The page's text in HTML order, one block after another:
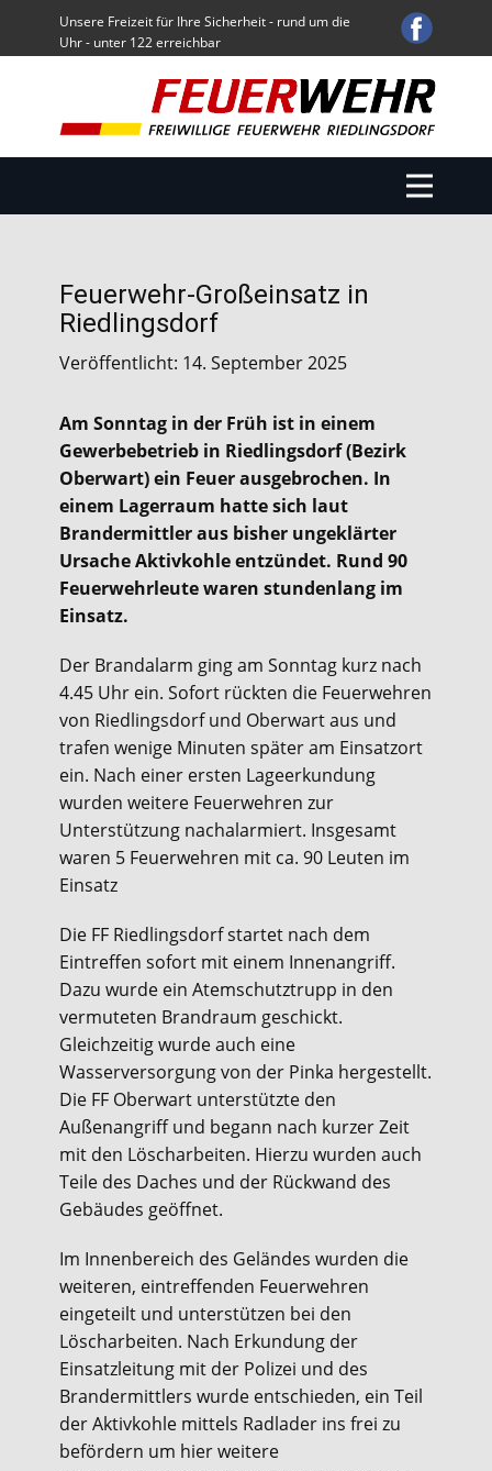
Unsere Freizeit für Ihre Sicherheit - rund um die
Uhr - unter 122 erreichbar
Start
Einsätze
Übungen / Sonstige Aktivitäten
Service
Downloads
Feuerwehr-Großeinsatz in
Riedlingsdorf
Veröffentlicht: 14. September 2025
Am Sonntag in der Früh ist in einem
Gewerbebetrieb in Riedlingsdorf (Bezirk
Oberwart) ein Feuer ausgebrochen. In
einem Lagerraum hatte sich laut
Brandermittler aus bisher ungeklärter
Ursache Aktivkohle entzündet. Rund 90
Feuerwehrleute waren stundenlang im
Einsatz.
Der Brandalarm ging am Sonntag kurz nach
4.45 Uhr ein. Sofort rückten die Feuerwehren
von Riedlingsdorf und Oberwart aus und
trafen wenige Minuten später am Einsatzort
ein. Nach einer ersten Lageerkundung
wurden weitere Feuerwehren zur
Unterstützung nachalarmiert. Insgesamt
waren 5 Feuerwehren mit ca. 90 Leuten im
Einsatz
Die FF Riedlingsdorf startet nach dem
Eintreffen sofort mit einem Innenangriff.
Dazu wurde ein Atemschutztrupp in den
vermuteten Brandraum geschickt.
Gleichzeitig wurde auch eine
Wasserversorgung von der Pinka hergestellt.
Die FF Oberwart unterstützte den
Außenangriff und begann nach kurzer Zeit
mit den Löscharbeiten. Hierzu wurden auch
Teile des Daches und der Rückwand des
Gebäudes geöffnet.
Im Innenbereich des Geländes wurden die
weiteren, eintreffenden Feuerwehren
eingeteilt und unterstützen bei den
Löscharbeiten. Nach Erkundung der
Einsatzleitung mit der Polizei und des
Brandermittlers wurde entschieden, ein Teil
der Aktivkohle mittels Radlader ins frei zu
befördern um hier weitere